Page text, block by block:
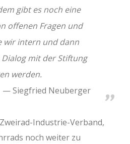
gibt es noch eine
offenen Fragen und
wir intern und dann
mit der Stiftung
werden.
Siegfried Neuberger
Industrie-Verband,
noch weiter zu